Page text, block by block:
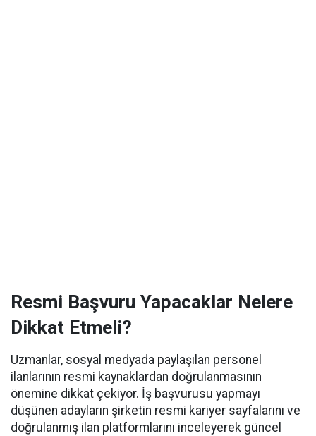
Resmi Başvuru Yapacaklar Nelere
Dikkat Etmeli?
Uzmanlar, sosyal medyada paylaşılan personel
ilanlarının resmi kaynaklardan doğrulanmasının
önemine dikkat çekiyor. İş başvurusu yapmayı
düşünen adayların şirketin resmi kariyer sayfalarını ve
doğrulanmış ilan platformlarını inceleyerek güncel